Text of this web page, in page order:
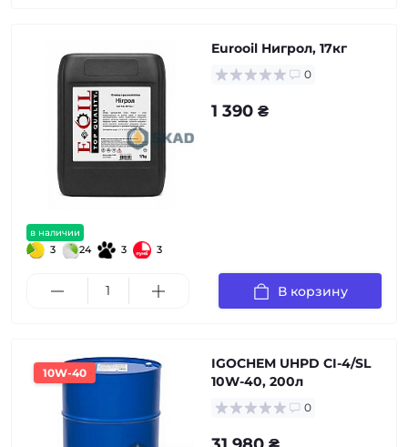
в наличии
3 24 3 3
Eurooil Нигрол, 17кг
0
1 390 ₴
В корзину
10W-40
IGOCHEM UHPD CI-4/SL
10W-40, 200л
0